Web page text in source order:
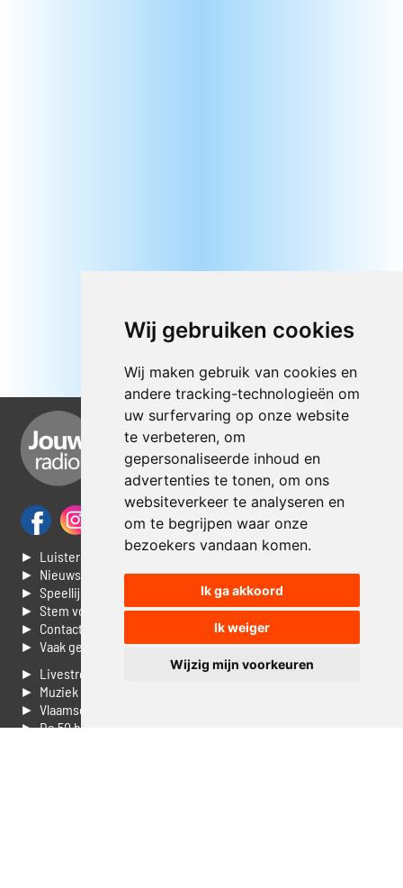
Wij gebruiken cookies
Wij maken gebruik van cookies en
andere tracking-technologieën om
uw surfervaring op onze website
te verbeteren, om
gepersonaliseerde inhoud en
advertenties te tonen, om ons
websiteverkeer te analyseren en
om te begrijpen waar onze
bezoekers vandaan komen.
Ik ga akkoord
Ik weiger
Wijzig mijn voorkeuren
► Luisteren naar Jouwradio
► Nieuws
► Speellijst
► Stem voor de Dag top 3
► Contacteer ons
► Vaak gestelde vragen
► Livestream informatie
► Muziek opzoeken
► Vlaamse 100 Aller tijden
► De 50 beste van...